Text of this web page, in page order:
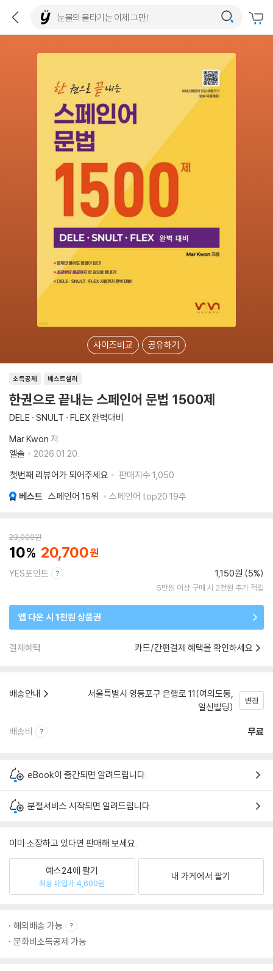
사이즈비교 공유하기
소득공제 베스트셀러
한권으로 끝내는 스페인어 문법 1500제
DELE · SNULT · FLEX 완벽대비
Mar Kwon 저
엘솔
2026.01.20.
첫번째 리뷰어가 되어주세요
판매지수 1,050
베스트 스페인어 15위 스페인어 top20 19주
23,000원
10 20,700
YES포인트 1,150원 (5%)
5만원 이상 구매 시 2천원 추가 적립
앱 다운 시 1천원 상품권
결제혜택 카드/간편결제 혜택을 확인하세요
배송안내
서울특별시 영등포구 은행로 11(여의도동,
일신빌딩)
변경
배송비 무료
eBook이 출간되면 알려드립니다.
분철서비스 시작되면 알려드립니다.
이미 소장하고 있다면 판매해 보세요.
예스24에 팔기
최상 매입가 4,600원
내 가게에서 팔기
해외배송 가능
문화비소득공제 가능